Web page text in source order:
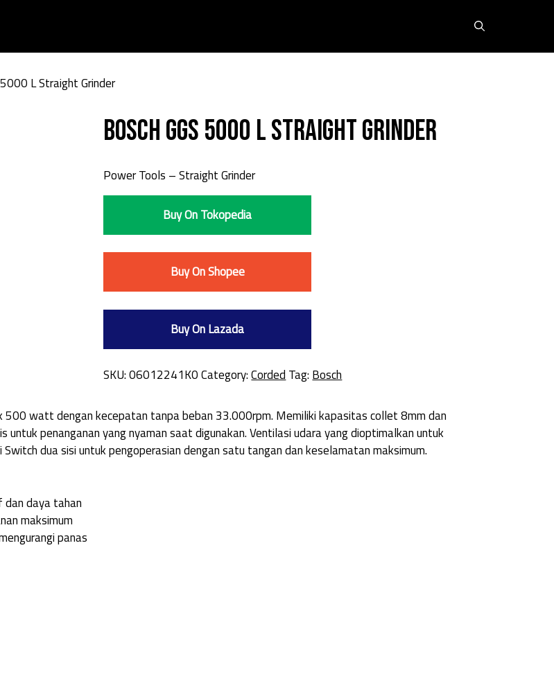
L Straight Grinder
Bosch GGS 5000 L Straight Grinder
Power Tools – Straight Grinder
Buy On Tokopedia
Buy On Shopee
Buy On Lazada
SKU:06012241K0 Category:Corded Tag: Bosch
500 watt dengan kecepatan tanpa beban 33.000rpm. Memiliki kapasitas collet 8mm dan
penanganan yang nyaman saat digunakan. Ventilasi udara yang dioptimalkan untuk
dua sisi untuk pengoperasian dengan satu tangan dan keselamatan maksimum.
daya tahan
maksimum
panas